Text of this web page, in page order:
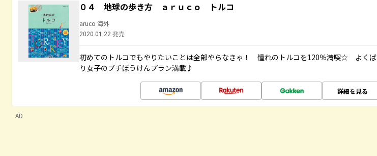
０４ 地球の歩き方 ａｒｕｃｏ トルコ
aruco 海外
2020.01.22 発売
初めてのトルコでもやりたいことは全部やらなきゃ！ 憧れのトルコを120％満喫☆ よくば
り女子のプチぼうけんプラン満載♪
詳細を見る
AD